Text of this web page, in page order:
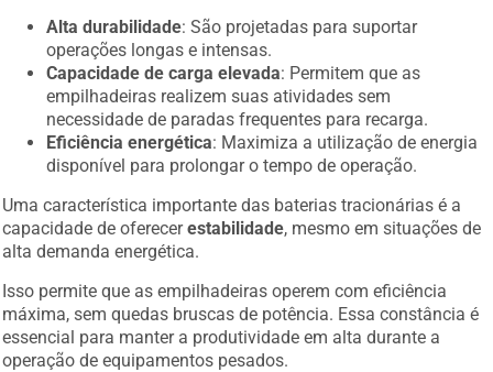
Alta durabilidade: São projetadas para suportar
operações longas e intensas.
Capacidade de carga elevada: Permitem que as
empilhadeiras realizem suas atividades sem
necessidade de paradas frequentes para recarga.
Eficiência energética: Maximiza a utilização de energia
disponível para prolongar o tempo de operação.
Uma característica importante das baterias tracionárias é a
capacidade de oferecerestabilidade, mesmo em situações de
alta demanda energética.
Isso permite que as empilhadeiras operem com eficiência
máxima, sem quedas bruscas de potência. Essa constância é
essencial para manter a produtividade em alta durante a
operação de equipamentos pesados.